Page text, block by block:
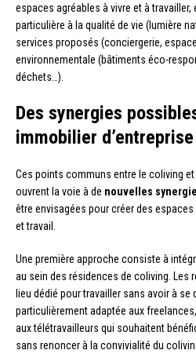
espaces agréables à vivre et à
particulière à la qualité de vie (lumière
services proposés (conciergerie,
environnementale (bâtiments éco-
déchets…).
Des synergies
immobilier d’entreprise
Ces points communs entre le coliving et
ouvrent la voie à de nouvelles
être envisagées pour créer des
et travail.
Une première approche consiste à
au sein des résidences de coliving. Les
lieu dédié pour travailler sans avoir à
particulièrement adaptée aux
aux télétravailleurs qui souhaitent
sans renoncer à la convivialité du